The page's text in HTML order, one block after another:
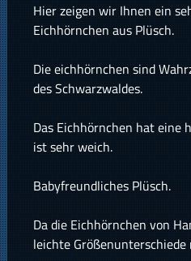
Hier zeigen wir Ihnen ein
Eichhörnchen aus Plüsch.
Die eichhörnchen sind
des Schwarzwaldes.
Das Eichhörnchen hat eine
ist sehr weich.
Babyfreundliches Plüsch.
Da die Eichhörnchen von
leichte Größenunterschiede